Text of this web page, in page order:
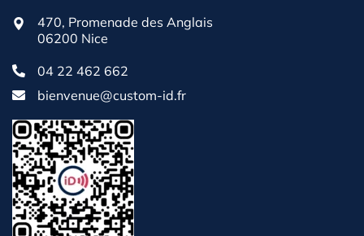
470, Promenade des Anglais
06200 Nice
04 22 462 662
bienvenue@custom-id.fr